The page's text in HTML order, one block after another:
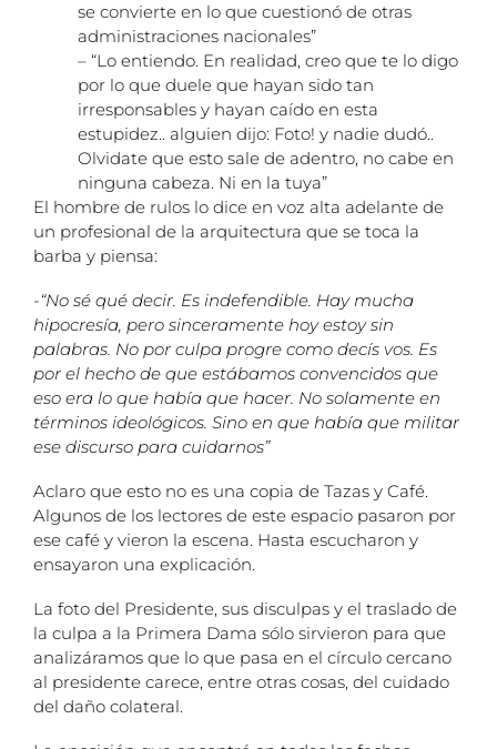
se convierte en lo que cuestionó de otras
administraciones nacionales”
– “Lo entiendo. En realidad, creo que te lo digo
por lo que duele que hayan sido tan
irresponsables y hayan caído en esta
estupidez.. alguien dijo: Foto! y nadie dudó..
Olvidate que esto sale de adentro, no cabe en
ninguna cabeza. Ni en la tuya”
El hombre de rulos lo dice en voz alta adelante de
un profesional de la arquitectura que se toca la
barba y piensa:
-“No sé qué decir. Es indefendible. Hay mucha
hipocresía, pero sinceramente hoy estoy sin
palabras. No por culpa progre como decís vos. Es
por el hecho de que estábamos convencidos que
eso era lo que había que hacer. No solamente en
términos ideológicos. Sino en que había que militar
ese discurso para cuidarnos”
Aclaro que esto no es una copia de Tazas y Café.
Algunos de los lectores de este espacio pasaron por
ese café y vieron la escena. Hasta escucharon y
ensayaron una explicación.
La foto del Presidente, sus disculpas y el traslado de
la culpa a la Primera Dama sólo sirvieron para que
analizáramos que lo que pasa en el círculo cercano
al presidente carece, entre otras cosas, del cuidado
del daño colateral.